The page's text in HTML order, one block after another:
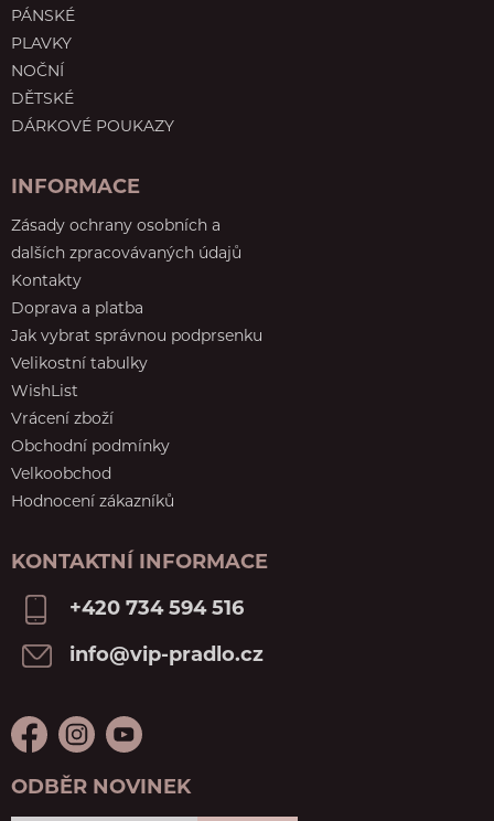
PÁNSKÉ
PLAVKY
NOČNÍ
DĚTSKÉ
DÁRKOVÉ POUKAZY
INFORMACE
Zásady ochrany osobních a
dalších zpracovávaných údajů
Kontakty
Doprava a platba
Jak vybrat správnou podprsenku
Velikostní tabulky
WishList
Vrácení zboží
Obchodní podmínky
Velkoobchod
Hodnocení zákazníků
KONTAKTNÍ INFORMACE
+420 734 594 516
info@vip-pradlo.cz
ODBĚR NOVINEK